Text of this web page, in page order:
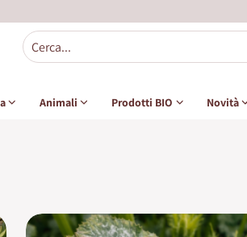
Animali Prodotti BIO Novità